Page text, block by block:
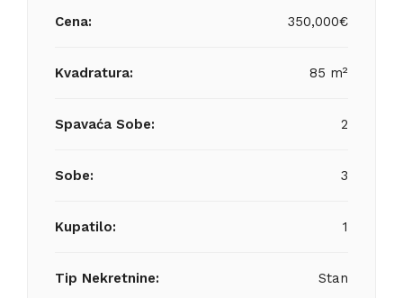
Cena: 350,000€
Kvadratura: 85 m²
Spavaća Sobe: 2
Sobe: 3
Kupatilo: 1
Tip Nekretnine: Stan